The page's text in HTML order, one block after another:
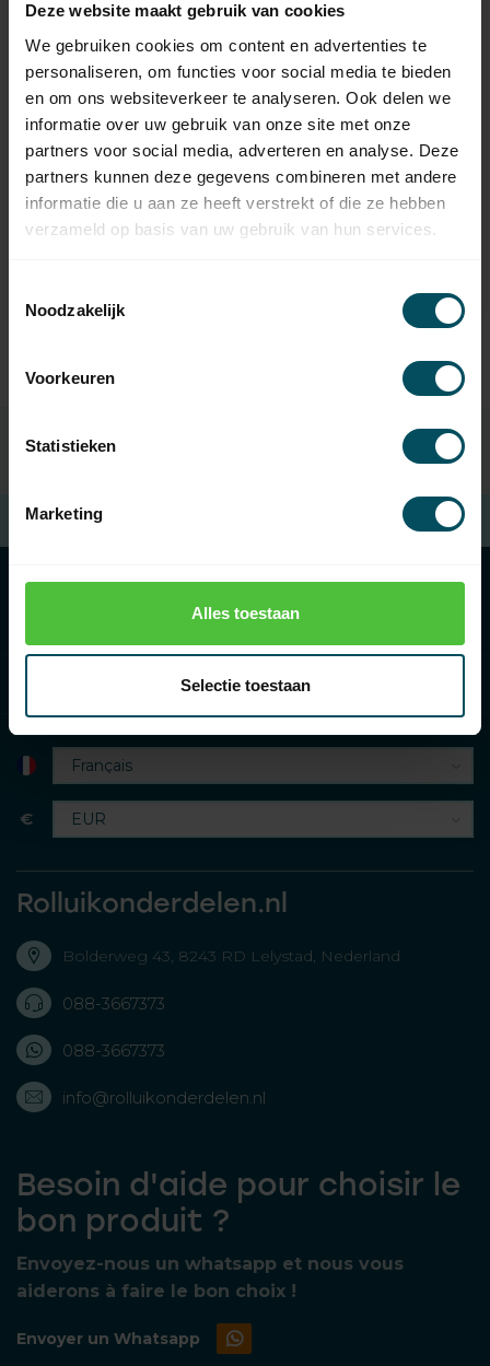
Deze website maakt gebruik van cookies
We gebruiken cookies om content en advertenties te
personaliseren, om functies voor social media te bieden
en om ons websiteverkeer te analyseren. Ook delen we
informatie over uw gebruik van onze site met onze
partners voor social media, adverteren en analyse. Deze
partners kunnen deze gegevens combineren met andere
informatie die u aan ze heeft verstrekt of die ze hebben
verzameld op basis van uw gebruik van hun services.
Noodzakelijk
Voorkeuren
Statistieken
Marketing
Alles toestaan
Selectie toestaan
PRO-LINE
CND1 Émetteur
manuel 868 MHz 2
canaux noir
PRO-LINE
Pro-Line CND1
récepteur universel à
distance 868 Mhz
à partir de 100 € d'achat (en NL)
€
Rolluikonderdelen.nl
Bolderweg 43, 8243 RD Lelystad, Nederland
088-3667373
088-3667373
info@rolluikonderdelen.nl
Besoin d'aide pour choisir le
bon produit ?
Envoyez-nous un whatsapp et nous vous
aiderons à faire le bon choix !
Envoyer un Whatsapp